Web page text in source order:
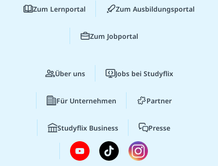
Zum Lernportal Zum Ausbildungsportal
Zum Jobportal
Über uns Jobs bei Studyflix
Für Unternehmen Partner
Studyflix Business Presse